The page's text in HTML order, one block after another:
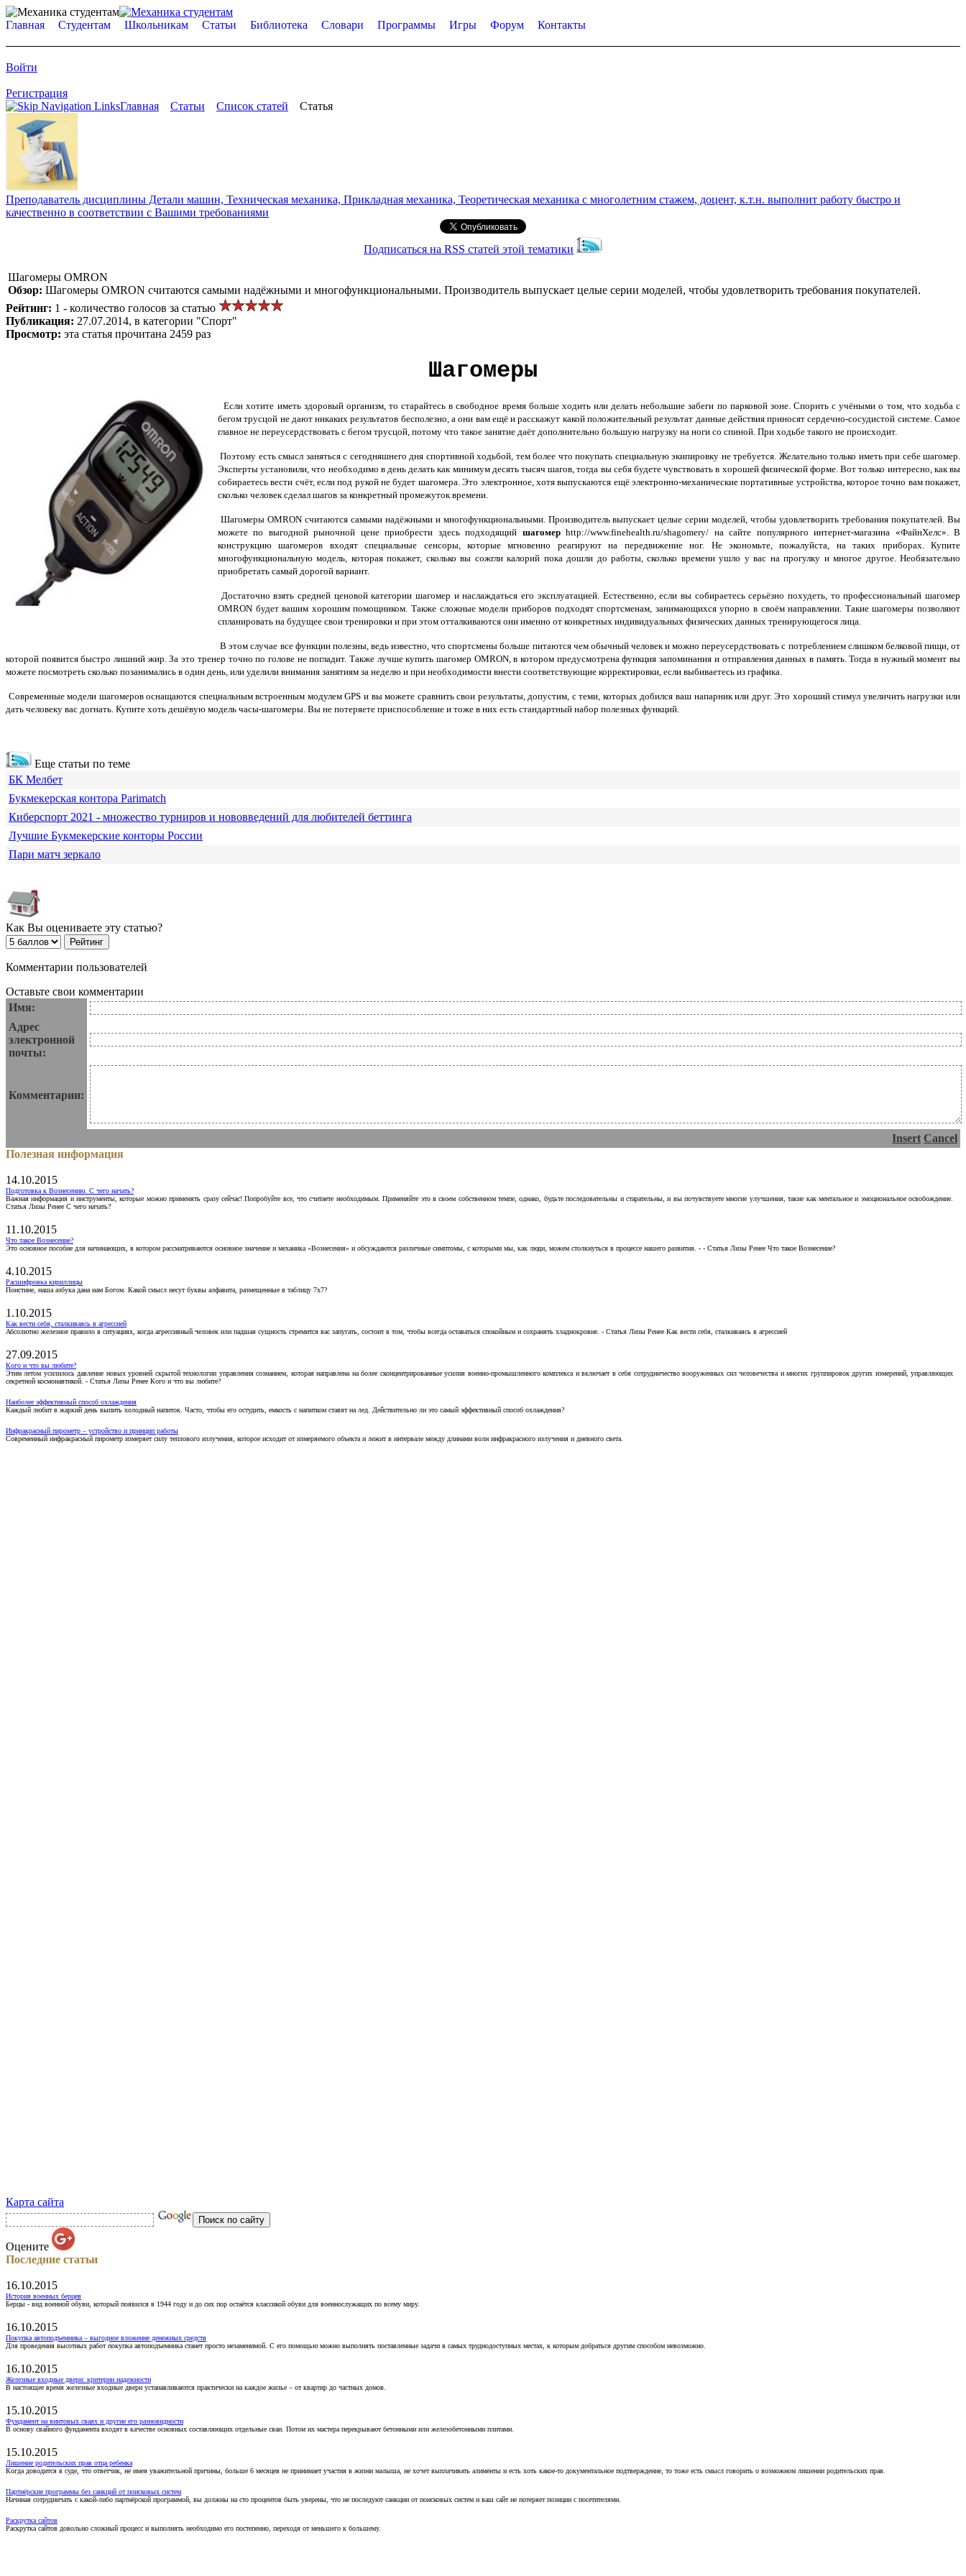
Главная Студентам Школьникам Статьи Библиотека Словари Программы Игры Форум Контакты
Войти
Регистрация
Главная
Статьи Список статей Статья
Преподаватель дисциплины Детали машин, Техническая механика, Прикладная механика, Теоретическая механика с многолетним стажем, доцент, к.т.н. выполнит работу быстро и
качественно в соответствии с Вашими требованиями
Подписаться на RSS статей этой тематики
Шагомеры OMRON
Обзор: Шагомеры OMRON считаются самыми надёжными и многофункциональными. Производитель выпускает целые серии моделей, чтобы удовлетворить требования покупателей.
Рейтинг: 1 - количество голосов за статью
Публикация: 27.07.2014, в категории "Спорт"
Просмотр: эта статья прочитана 2459 раз
Шагомеры
Если хотите иметь здоровый организм, то старайтесь в свободное время больше ходить или делать небольшие забеги по парковой зоне. Спорить с учёными о том, что ходьба с
бегом трусцой не дают никаких результатов бесполезно, а они вам ещё и расскажут какой положительный результат данные действия приносят сердечно-сосудистой системе. Самое
главное не переусердствовать с бегом трусцой, потому что такое занятие даёт дополнительно большую нагрузку на ноги со спиной. При ходьбе такого не происходит.
Поэтому есть смысл заняться с сегодняшнего дня спортивной ходьбой, тем более что покупать специальную экипировку не требуется. Желательно только иметь при себе шагомер.
Эксперты установили, что необходимо в день делать как минимум десять тысяч шагов, тогда вы себя будете чувствовать в хорошей физической форме. Вот только интересно, как вы
собираетесь вести счёт, если под рукой не будет шагомера. Это электронное, хотя выпускаются ещё электронно-механические портативные устройства, которое точно вам покажет,
сколько человек сделал шагов за конкретный промежуток времени.
Шагомеры OMRON считаются самыми надёжными и многофункциональными. Производитель выпускает целые серии моделей, чтобы удовлетворить требования покупателей. Вы
можете по выгодной рыночной цене приобрести здесь подходящий шагомерhttp://www.finehealth.ru/shagomery/ на сайте популярного интернет-магазина «ФайнХелс». В
конструкцию шагомеров входят специальные сенсоры, которые мгновенно реагируют на передвижение ног. Не экономьте, пожалуйста, на таких приборах. Купите
многофункциональную модель, которая покажет, сколько вы сожгли калорий пока дошли до работы, сколько времени ушло у вас на прогулку и многое другое. Необязательно
приобретать самый дорогой вариант.
Достаточно взять средней ценовой категории шагомер и наслаждаться его эксплуатацией. Естественно, если вы собираетесь серьёзно похудеть, то профессиональный шагомер
OMRON будет вашим хорошим помощником. Также сложные модели приборов подходят спортсменам, занимающихся упорно в своём направлении. Такие шагомеры позволяют
спланировать на будущее свои тренировки и при этом отталкиваются они именно от конкретных индивидуальных физических данных тренирующегося лица.
В этом случае все функции полезны, ведь известно, что спортсмены больше питаются чем обычный человек и можно переусердствовать с потреблением слишком белковой пищи, от
которой появится быстро лишний жир. За это тренер точно по голове не погладит. Также лучше купить шагомер OMRON, в котором предусмотрена функция запоминания и отправления данных в память. Тогда в нужный момент вы
можете посмотреть сколько позанимались в один день, или уделили внимания занятиям за неделю и при необходимости внести соответствующие корректировки, если выбиваетесь из графика.
Современные модели шагомеров оснащаются специальным встроенным модулем GPS и вы можете сравнить свои результаты, допустим, с теми, которых добился ваш напарник или друг. Это хороший стимул увеличить нагрузки или
дать человеку вас догнать. Купите хоть дешёвую модель часы-шагомеры. Вы не потеряете приспособление и тоже в них есть стандартный набор полезных функций.
Еще статьи по теме
БК Мелбет
Букмекерская контора Parimatch
Киберспорт 2021 - множество турниров и нововведений для любителей беттинга
Лучшие Букмекерские конторы России
Пари матч зеркало
Как Вы оцениваете эту статью?
Комментарии пользователей
Оставьте свои комментарии
Имя:
Адрес
электронной
почты:
Комментарии:
Insert Cancel
Полезная информация
14.10.2015
Подготовка к Вознесению. С чего начать?
Важная информация и инструменты, которые можно применять сразу сейчас! Попробуйте все, что считаете необходимым. Применяйте это в своем собственном темпе, однако, будьте последовательны и старательны, и вы почувствуете многие улучшения, такие как ментальное и эмоциональное освобождение.
Статья Лизы Ренее С чего начать?
11.10.2015
Что такое Вознесение?
Это основное пособие для начинающих, в котором рассматриваются основное значение и механика «Вознесения» и обсуждаются различные симптомы, с которыми мы, как люди, можем столкнуться в процессе нашего развития. - - Статья Лизы Ренее Что такое Вознесение?
4.10.2015
Расшифровка кириллицы
Поистине, наша азбука дана нам Богом. Какой смысл несут буквы алфавита, размещенные в таблицу 7х7?
1.10.2015
Как вести себя, сталкиваясь в агрессией
Абсолютно железное правило в ситуациях, когда агрессивный человек или падшая сущность стремится вас запугать, состоит в том, чтобы всегда оставаться спокойным и сохранять хладнокровие. - Статья Лизы Ренее Как вести себя, сталкиваясь в агрессией
27.09.2015
Кого и что вы любите?
Этим летом усилилось давление новых уровней скрытой технологии управления сознанием, которая направлена на более сконцентрированные усилия военно-промышленного комплекса и включает в себя сотрудничество вооруженных сил человечества и многих группировок других измерений, управляющих
секретной космонавтикой. - Статья Лизы Ренее Кого и что вы любите?
Наиболее эффективный способ охлаждения
Каждый любит в жаркий день выпить холодный напиток. Часто, чтобы его остудить, емкость с напитком ставят на лед. Действительно ли это самый эффективный способ охлаждения?
Инфракрасный пирометр – устройство и принцип работы
Современный инфракрасный пирометр измеряет силу теплового излучения, которое исходит от измеряемого объекта и лежит в интервале между длинами волн инфракрасного излучения и дневного света.
Карта сайта
Оцените
Последние статьи
16.10.2015
История военных берцев
Берцы - вид военной обуви, который появился в 1944 году и до сих пор остаётся классикой обуви для военнослужащих по всему миру.
16.10.2015
Покупка автоподъемника – выгодное вложение денежных средств
Для проведения высотных работ покупка автоподъемника станет просто незаменимой. С его помощью можно выполнять поставленные задачи в самых труднодоступных местах, к которым добраться другим способом невозможно.
16.10.2015
Железные входные двери: критерии надежности
В настоящее время железные входные двери устанавливаются практически на каждое жилье – от квартир до частных домов.
15.10.2015
Фундамент на винтовых сваях и другие его разновидности
В основу свайного фундамента входят в качестве основных составляющих отдельные сваи. Потом их мастера перекрывают бетонными или железобетонными плитами.
15.10.2015
Лишение родительских прав отца ребенка
Когда доводится в суде, что ответчик, не имея уважительной причины, больше 6 месяцев не принимает участия в жизни малыша, не хочет выплачивать алименты и есть хоть какое-то документальное подтверждение, то тоже есть смысл говорить о возможном лишении родительских прав.
Партнёрские программы без санкций от поисковых систем
Начиная сотрудничать с какой-либо партнёрской программой, вы должны на сто процентов быть уверены, что не последуют санкции от поисковых систем и ваш сайт не потеряет позиции с посетителями.
Раскрутка сайтов
Раскрутка сайтов довольно сложный процесс и выполнять необходимо его постепенно, переходя от меньшего к большему.